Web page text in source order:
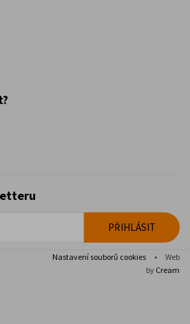
Nastavení souborů cookies •
Web
by Cream